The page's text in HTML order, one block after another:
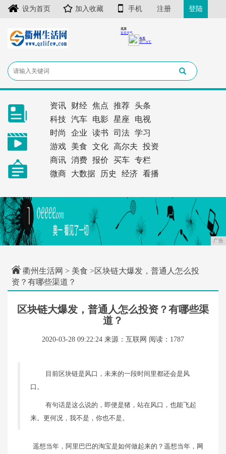
设为首页 加入收藏 手机 注册 登陆
资讯 财经 焦点 推荐
头条
科技
汽车 电影 星座
电视
时尚
企业 读书 司法
学习
游戏
美食 文化 高尔夫
投资
商讯
消费 报价 买车
专栏
微商
大数据 历史 经济 看播
广告
衢州生活网 > 美食 >区块链大爆发，普通人怎么投
资？有哪些渠道？
区块链大爆发，普通人怎么投资？有哪些渠
道？
2020-03-28 09:22:24 来源：互联网 阅读：1787
目前区块链是风口，未来的一段时间里都还会是风
口。
有句话是这么说的，即便是猪，站在风口，也能飞起
来。更何况，我不是，你也不是。
遥想当年，阿里巴巴的淘宝是如何做起来的？遥想当年，网